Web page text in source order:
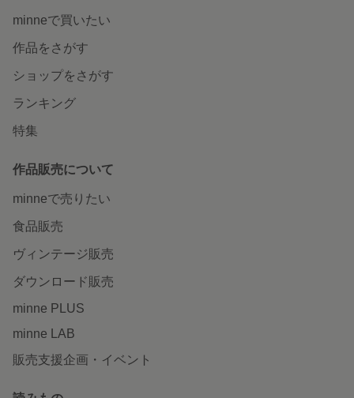
minneで買いたい
作品をさがす
ショップをさがす
ランキング
特集
作品販売について
minneで売りたい
食品販売
ヴィンテージ販売
ダウンロード販売
minne PLUS
minne LAB
販売支援企画・イベント